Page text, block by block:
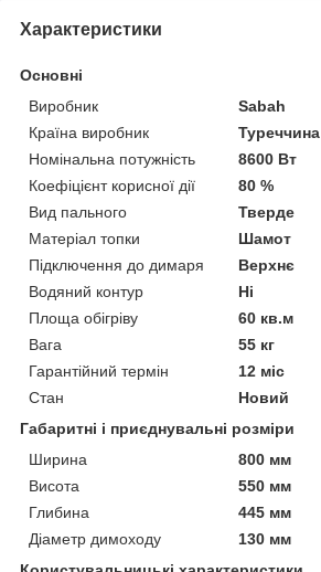
Характеристики
Основні
Виробник
Sabah
Країна виробник
Туреччина
Номінальна потужність
8600 Вт
Коефіцієнт корисної дії
80 %
Вид пального
Тверде
Матеріал топки
Шамот
Підключення до димаря
Верхнє
Водяний контур
Ні
Площа обігріву
60 кв.м
Вага
55 кг
Гарантійний термін
12 міс
Стан
Новий
Габаритні і приєднувальні розміри
Ширина
800 мм
Висота
550 мм
Глибина
445 мм
Діаметр димоходу
130 мм